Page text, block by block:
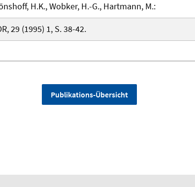
H.K., Wobker, H.-G., Hartmann, M.:
29 (1995) 1, S. 38-42.
Publikations-Übersicht